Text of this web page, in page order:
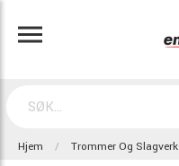
Hjem Trommer Og Slagverk